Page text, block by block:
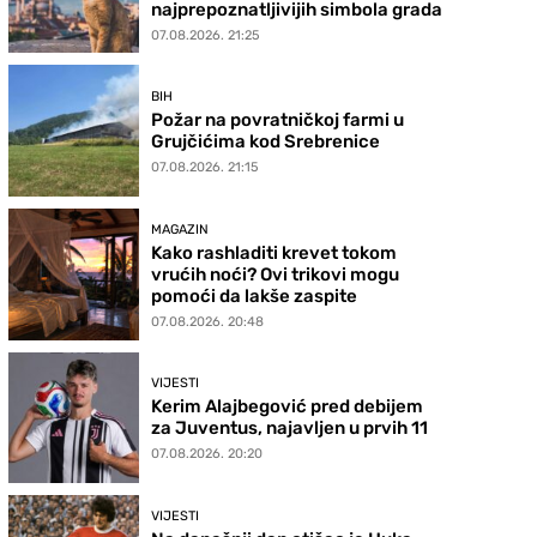
najprepoznatljivijih simbola grada
07.08.2026. 21:25
BIH
Požar na povratničkoj farmi u
Grujčićima kod Srebrenice
07.08.2026. 21:15
MAGAZIN
Kako rashladiti krevet tokom
vrućih noći? Ovi trikovi mogu
pomoći da lakše zaspite
07.08.2026. 20:48
VIJESTI
Kerim Alajbegović pred debijem
za Juventus, najavljen u prvih 11
07.08.2026. 20:20
VIJESTI